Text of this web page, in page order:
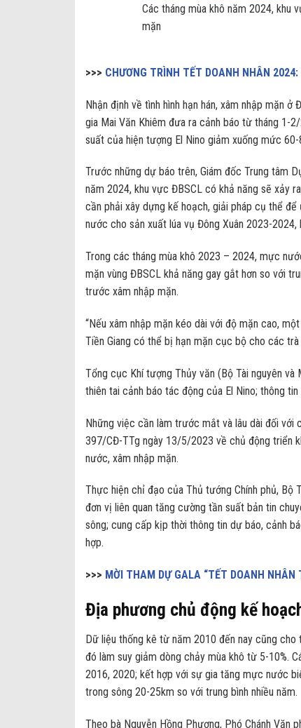
Các tháng mùa khô năm 2024, khu
mặn
>>> CHƯƠNG TRÌNH TẾT DOANH NHÂN
Nhận định về tình hình hạn hán, xâm nhập mặn
gia Mai Văn Khiêm đưa ra cảnh báo từ tháng 1-
suất của hiện tượng El Nino giảm xuống mức
Trước những dự báo trên, Giám đốc Trung tâm
năm 2024, khu vực ĐBSCL có khả năng sẽ xảy
cần phải xây dựng kế hoạch, giải pháp cụ thể
nước cho sản xuất lúa vụ Đông Xuân 2023-
Trong các tháng mùa khô 2023 – 2024, mực
mặn vùng ĐBSCL khả năng gay gắt hơn so với
trước xâm nhập mặn.
“Nếu xâm nhập mặn kéo dài với độ mặn cao,
Tiền Giang có thể bị hạn mặn cục bộ cho các
Tổng cục Khí tượng Thủy văn (Bộ Tài nguyên
thiên tai cảnh báo tác động của El Nino; thông
Những việc cần làm trước mắt và lâu dài đối với
397/CĐ-TTg ngày 13/5/2023 về chủ động triển
nước, xâm nhập mặn.
Thực hiện chỉ đạo của Thủ tướng Chính phủ, Bộ
đơn vị liên quan tăng cường tần suất bản tin
sông; cung cấp kịp thời thông tin dự báo, cảnh
hợp.
>>> MỜI THAM DỰ GALA “TẾT DOANH
Địa phương chủ động kế
Dữ liệu thống kê từ năm 2010 đến nay cũng
đó làm suy giảm dòng chảy mùa khô từ 5-10%.
2016, 2020; kết hợp với sự gia tăng mực nước
trong sông 20-25km so với trung bình nhiều năm.
Theo bà Nguyễn Hồng Phượng, Phó Chánh Văn